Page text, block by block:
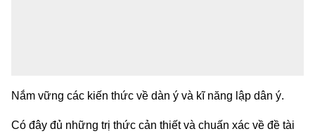
Nắm vững các kiến thức về dàn ý và kĩ năng lập dân ý.
Có đây đủ những trị thức cản thiết và chuấn xác về đề tài